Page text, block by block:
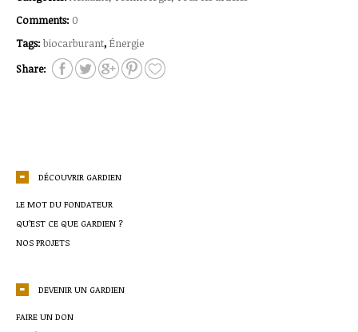
Comments: 0
Tags:biocarburant, Énergie
Share:
DÉCOUVRIR GARDIEN
LE MOT DU FONDATEUR
QU’EST CE QUE GARDIEN ?
NOS PROJETS
DEVENIR UN GARDIEN
FAIRE UN DON